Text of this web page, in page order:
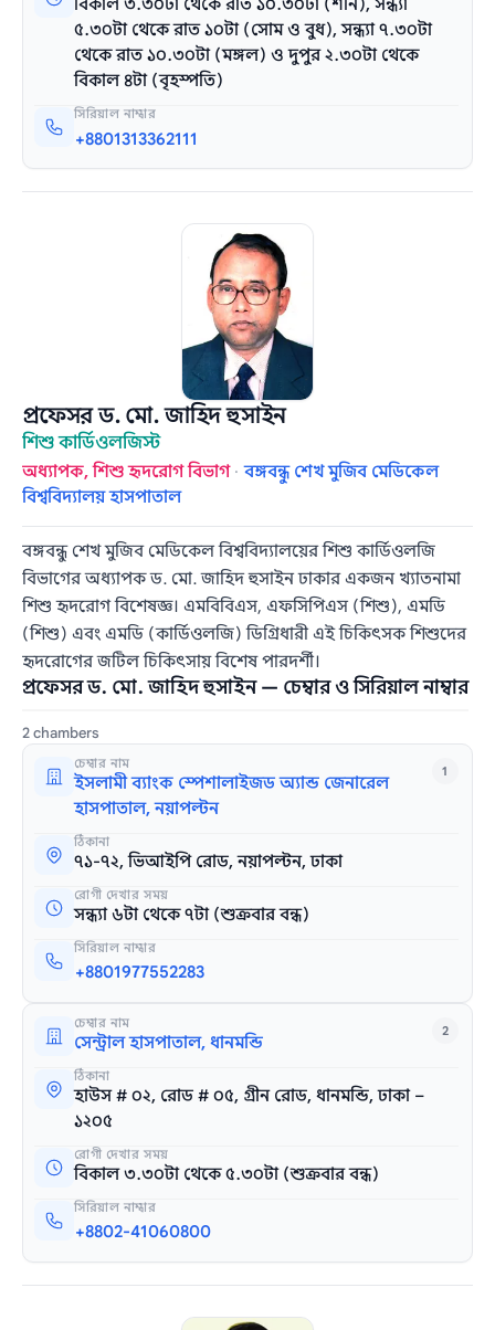
বিকাল ৩.৩০টা থেকে রাত ১০.৩০টা (শনি), সন্ধ্যা
৫.৩০টা থেকে রাত ১০টা (সোম ও বুধ), সন্ধ্যা ৭.৩০টা
থেকে রাত ১০.৩০টা (মঙ্গল) ও দুপুর ২.৩০টা থেকে
বিকাল ৪টা (বৃহস্পতি)
সিরিয়াল নাম্বার
+8801313362111
প্রফেসর ড. মো. জাহিদ হুসাইন
শিশু কার্ডিওলজিস্ট
অধ্যাপক, শিশু হৃদরোগ বিভাগ ·বঙ্গবন্ধু শেখ মুজিব মেডিকেল
বিশ্ববিদ্যালয় হাসপাতাল
বঙ্গবন্ধু শেখ মুজিব মেডিকেল বিশ্ববিদ্যালয়ের শিশু কার্ডিওলজি
বিভাগের অধ্যাপক ড. মো. জাহিদ হুসাইন ঢাকার একজন খ্যাতনামা
শিশু হৃদরোগ বিশেষজ্ঞ। এমবিবিএস, এফসিপিএস (শিশু), এমডি
(শিশু) এবং এমডি (কার্ডিওলজি) ডিগ্রিধারী এই চিকিৎসক শিশুদের
হৃদরোগের জটিল চিকিৎসায় বিশেষ পারদর্শী।
প্রফেসর ড. মো. জাহিদ হুসাইন — চেম্বার ও সিরিয়াল নাম্বার
2 chambers
1
চেম্বার নাম
ইসলামী ব্যাংক স্পেশালাইজড অ্যান্ড জেনারেল
হাসপাতাল, নয়াপল্টন
ঠিকানা
৭১-৭২, ভিআইপি রোড, নয়াপল্টন, ঢাকা
রোগী দেখার সময়
সন্ধ্যা ৬টা থেকে ৭টা (শুক্রবার বন্ধ)
সিরিয়াল নাম্বার
+8801977552283
2
চেম্বার নাম
সেন্ট্রাল হাসপাতাল, ধানমন্ডি
ঠিকানা
হাউস # ০২, রোড # ০৫, গ্রীন রোড, ধানমন্ডি, ঢাকা –
১২০৫
রোগী দেখার সময়
বিকাল ৩.৩০টা থেকে ৫.৩০টা (শুক্রবার বন্ধ)
সিরিয়াল নাম্বার
+8802-41060800